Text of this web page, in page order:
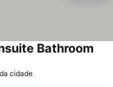
Bathroom
cidade